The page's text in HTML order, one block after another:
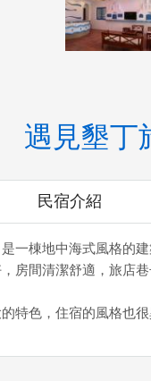
遇見墾丁
民宿介紹
一棟地中海式風格的
房間清潔舒適，旅店
特色，住宿的風格也很